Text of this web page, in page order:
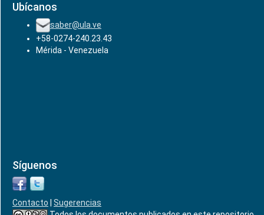
Ubícanos
saber@ula.ve
+58-0274-240.23.43
Mérida - Venezuela
Síguenos
Contacto
Sugerencias